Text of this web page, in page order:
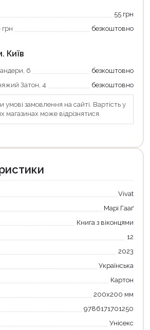
55 грн
безкоштовно
Київ
6
безкоштовно
Затон, 4
безкоштовно
умові замовлення на сайті. Вартість у
магазинах може відрізнятися.
Vivat
Марі Гааґ
Книга з віконцями
12
2023
Українська
Картон
200х200 мм
9786171701250
Унісекс
замовлення